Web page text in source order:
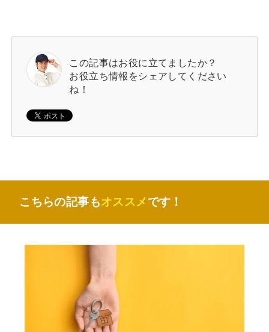
この記事はお役に立てましたか？
お役立ち情報をシェアしてください
ね！
こちらの記事もオススメです！